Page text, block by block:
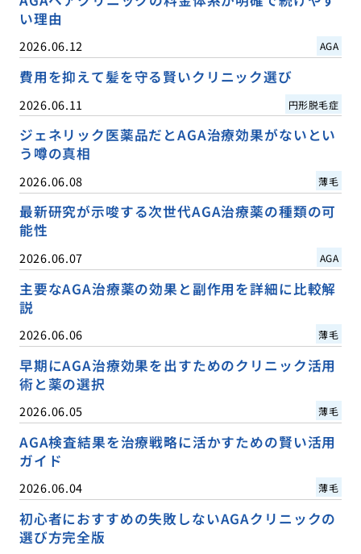
い理由
2026.06.12 AGA
費用を抑えて髪を守る賢いクリニック選び
2026.06.11 円形脱毛症
ジェネリック医薬品だとAGA治療効果がないとい
う噂の真相
2026.06.08 薄毛
最新研究が示唆する次世代AGA治療薬の種類の可
能性
2026.06.07 AGA
主要なAGA治療薬の効果と副作用を詳細に比較解
説
2026.06.06 薄毛
早期にAGA治療効果を出すためのクリニック活用
術と薬の選択
2026.06.05 薄毛
AGA検査結果を治療戦略に活かすための賢い活用
ガイド
2026.06.04 薄毛
初心者におすすめの失敗しないAGAクリニックの
選び方完全版